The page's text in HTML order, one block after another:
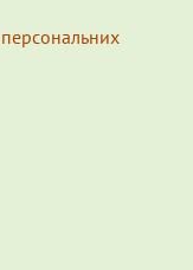
персональних